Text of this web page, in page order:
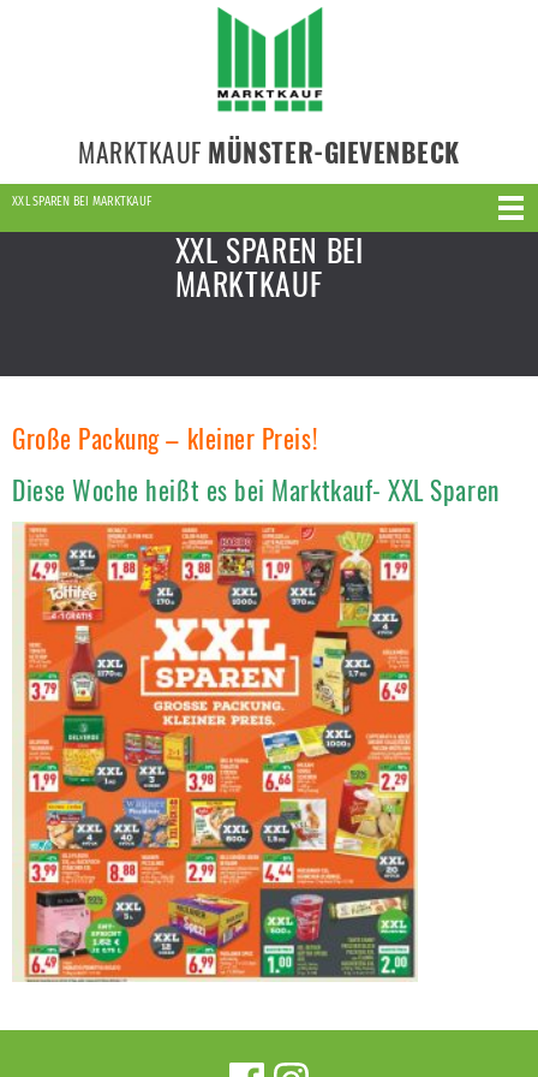
MARKTKAUF MÜNSTER-GIEVENBECK
XXL SPAREN BEI MARKTKAUF
XXL SPAREN BEI
MARKTKAUF
Große Packung – kleiner Preis!
Diese Woche heißt es bei Marktkauf- XXL Sparen